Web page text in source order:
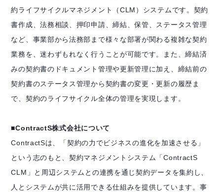
約ライフサイクルマネジメント（CLM）システムです。契約
書作成、法務相談、押印申請、締結、保管、ステータス管理
など、事業部から法務部まで様々な部署が関わる複雑な契約
業務を、迷わずもれなく行うことが可能です。また、締結済
みの契約書のドキュメント管理や更新管理に加え、締結前の
契約書のステータス管理から契約書の変更・更新の履歴ま
で、契約のライフサイクル全体の管理を実現します。
■ContractS株式会社について
ContractSは、「契約の力でビジネスの進化を加速させる」
という志のもと、契約マネジメントシステム「ContractS
CLM」と周辺システムとの連携を通じ契約データを集約し、
人とシステムが共に活用できる仕組みを提供しています。事